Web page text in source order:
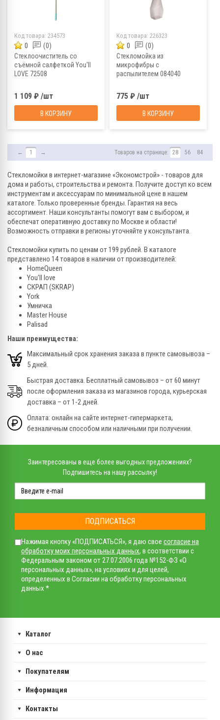
Код товара: 234573
0 (0)
Стеклоочиститель со
съёмной салфеткой You'll
LOVE 72508
1 109 ₽ /шт
В КОРЗИНУ
Код товара: 226323
0 (0)
Стекломойка из
микрофибры с
распылителем 084040
775 ₽ /шт
В КОРЗИНУ
← 1 → Товаров на странице: 28 56 84
Стекломойки в интернет-магазине «Экономстрой» - товаров для
дома и работы, строительства и ремонта. Получите доступ ко всем
инструментам и аксессуарам по минимальной цене в нашем
каталоге. Только проверенные бренды. Гарантия на весь
ассортимент. Наши консультанты помогут вам с выбором, и
обеспечат оперативную доставку по Москве и области!
Возможность отправки в регионы уточняйте у консультанта.
Стекломойки купить по ценам от 199 рублей. В каталоге
представлено 14 товаров в наличии от производителей:
HomeQueen
You'll love
СКРАП (SKRAP)
York
Умничка
Master House
Palisad
Наши преимущества:
Максимальный срок хранения заказа в пункте самовывоза –
5 дней.
Быстрая доставка. Бесплатный самовывоз – от 60 минут
после оформления заказа из магазинов города, курьерская
доставка – от 1-2 дней.
Оплата: онлайн на сайте интернет-гипермаркета,
безналичным способом или наличными при получении.
Заинтересованы в еще более выгодных предложениях?
Подпишитесь на нашу рассылку!
ПОДПИСАТЬСЯ
Нажимая кнопку «ПОДПИСАТЬСЯ», я даю свое согласие на
обработку моих персональных данных, в соответствии с
Федеральным законом от 27.07.2006 года №152-ФЗ «О
персональных данных», на условиях и для целей,
определенных в Согласии на обработку персональных
данных *
Каталог
О нас
Покупателям
Информация
Контакты